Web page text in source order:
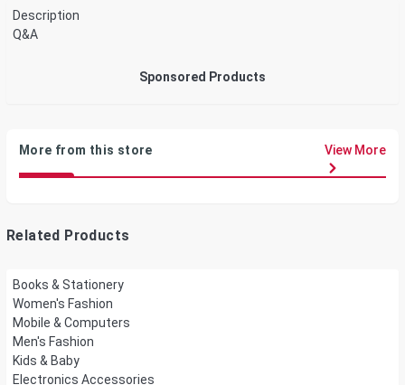
Description
Q&A
Sponsored Products
More from this store View More
Related Products
Books & Stationery
Women's Fashion
Mobile & Computers
Men's Fashion
Kids & Baby
Electronics Accessories